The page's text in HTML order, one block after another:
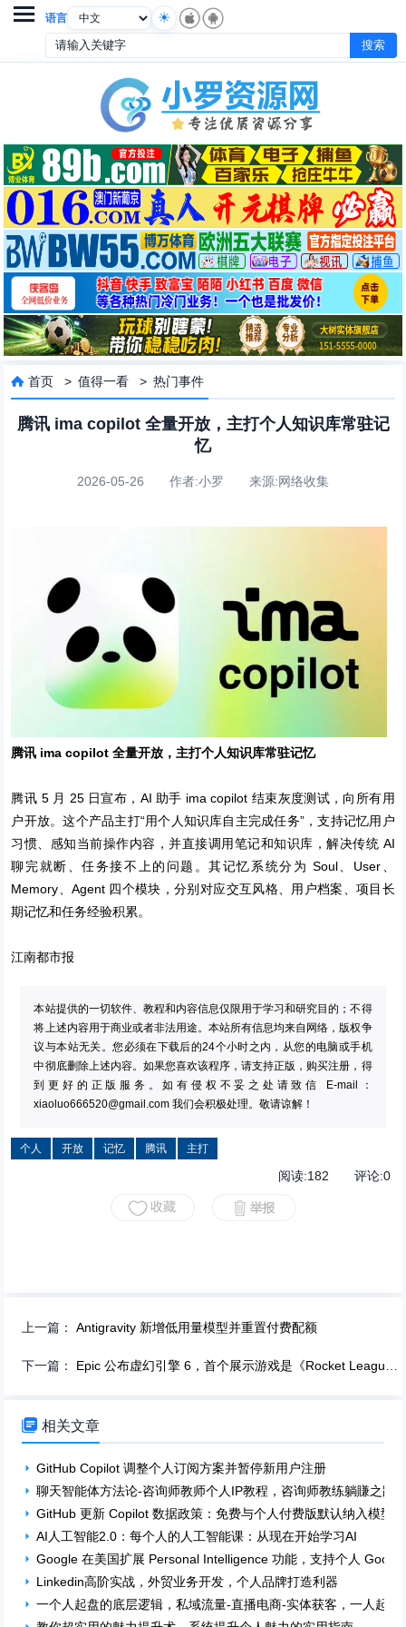
语言

 首页 >值得一看 >热门事件
腾讯 ima copilot 全量开放，主打个人知识库常驻记
忆
2026-05-26 作者:小罗 来源:网络收集
腾讯 ima copilot 全量开放，主打个人知识库常驻记忆
腾讯 5 月 25 日宣布，AI 助手 ima copilot 结束灰度测试，向所有用
户开放。这个产品主打“用个人知识库自主完成任务”，支持记忆用户
习惯、感知当前操作内容，并直接调用笔记和知识库，解决传统 AI
聊完就断、任务接不上的问题。其记忆系统分为 Soul、User、
Memory、Agent 四个模块，分别对应交互风格、用户档案、项目长
期记忆和任务经验积累。
江南都市报
本站提供的一切软件、教程和内容信息仅限用于学习和研究目的；不得
将上述内容用于商业或者非法用途。本站所有信息均来自网络，版权争
议与本站无关。您必须在下载后的24个小时之内，从您的电脑或手机
中彻底删除上述内容。如果您喜欢该程序，请支持正版，购买注册，得
到更好的正版服务。如有侵权不妥之处请致信 E-mail：
xiaoluo666520@gmail.com 我们会积极处理。敬请谅解！
个人 开放 记忆 腾讯 主打
阅读:182 评论:0
上一篇：Antigravity 新增低用量模型并重置付费配额
下一篇： Epic 公布虚幻引擎 6，首个展示游戏是《Rocket League》
 相关文章
GitHub Copilot 调整个人订阅方案并暂停新用户注册
聊天智能体方法论-咨询师教师个人IP教程，咨询师教练躺賺之路
GitHub 更新 Copilot 数据政策：免费与个人付费版默认纳入模型
AI人工智能2.0：每个人的人工智能课：从现在开始学习AI
Google 在美国扩展 Personal Intelligence 功能，支持个人
Linkedin高阶实战，外贸业务开发，个人品牌打造利器
一个人起盘的底层逻辑，私域流量-直播电商-实体获客，一人起盘